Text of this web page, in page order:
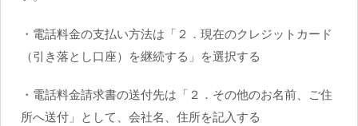
・電話料金の支払い方法は「２．現在のクレジットカード
（引き落とし口座）を継続する」を選択する
・電話料金請求書の送付先は「２．その他のお名前、ご住
所へ送付」として、会社名、住所を記入する